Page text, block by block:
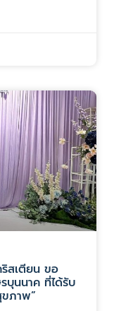
สเตียน ขอ
นนาค ที่ได้รับ
ภาพ”